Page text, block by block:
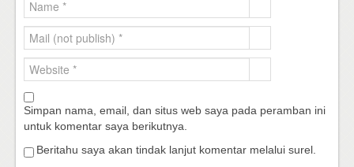
Simpan nama, email, dan situs web saya pada peramban ini
untuk komentar saya berikutnya.
Beritahu saya akan tindak lanjut komentar melalui surel.